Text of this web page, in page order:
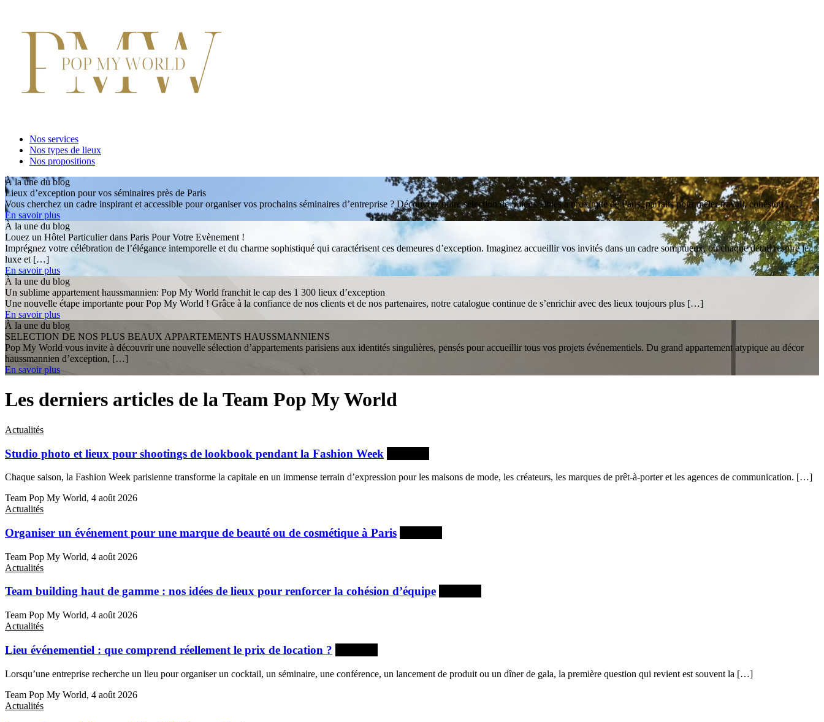
Nos services
Nos types de lieux
Nos propositions
À la une du blog
Lieux d’exception pour vos séminaires près de Paris
Vous cherchez un cadre inspirant et accessible pour organiser vos prochains séminaires d’entreprise ? Découvrez notre sélection de 5 lieux situés à proximité de Paris, parfaits pour mêler travail, cohésion […]
En savoir plus
À la une du blog
Louez un Hôtel Particulier dans Paris Pour Votre Evènement !
Imprégnez votre célébration de l’élégance intemporelle et du charme sophistiqué qui caractérisent ces demeures d’exception. Imaginez accueillir vos invités dans un cadre somptueux, où chaque détail respire le
luxe et […]
En savoir plus
À la une du blog
Un sublime appartement haussmannien: Pop My World franchit le cap des 1 300 lieux d’exception
Une nouvelle étape importante pour Pop My World ! Grâce à la confiance de nos clients et de nos partenaires, notre catalogue continue de s’enrichir avec des lieux toujours plus […]
En savoir plus
À la une du blog
SELECTION DE NOS PLUS BEAUX APPARTEMENTS HAUSSMANNIENS
Pop My World vous invite à découvrir une nouvelle sélection d’appartements parisiens aux identités singulières, pensés pour accueillir tous vos projets événementiels. Du grand appartement atypique au décor
haussmannien d’exception, […]
En savoir plus
Les derniers articles de la Team Pop My World
Actualités
Studio photo et lieux pour shootings de lookbook pendant la Fashion Week
Chaque saison, la Fashion Week parisienne transforme la capitale en un immense terrain d’expression pour les maisons de mode, les créateurs, les marques de prêt-à-porter et les agences de communication. […]
Team Pop My World, 4 août 2026
Actualités
Organiser un événement pour une marque de beauté ou de cosmétique à Paris
Team Pop My World, 4 août 2026
Actualités
Team building haut de gamme : nos idées de lieux pour renforcer la cohésion d’équipe
Team Pop My World, 4 août 2026
Actualités
Lieu événementiel : que comprend réellement le prix de location ?
Lorsqu’une entreprise recherche un lieu pour organiser un cocktail, un séminaire, une conférence, un lancement de produit ou un dîner de gala, la première question qui revient est souvent la […]
Team Pop My World, 4 août 2026
Actualités